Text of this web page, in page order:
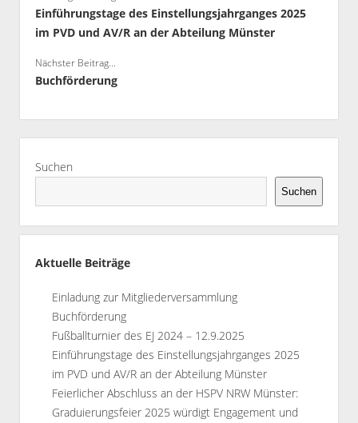
Einführungstage des Einstellungsjahrganges 2025
im PVD und AV/R an der Abteilung Münster
Nächster Beitrag...
Buchförderung
Suchen
Suchen
Aktuelle Beiträge
Einladung zur Mitgliederversammlung
Buchförderung
Fußballturnier des EJ 2024 – 12.9.2025
Einführungstage des Einstellungsjahrganges 2025
im PVD und AV/R an der Abteilung Münster
Feierlicher Abschluss an der HSPV NRW Münster:
Graduierungsfeier 2025 würdigt Engagement und